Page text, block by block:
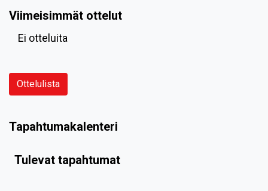
Viimeisimmät ottelut
Ei otteluita
Ottelulista
Tapahtumakalenteri
Tulevat tapahtumat